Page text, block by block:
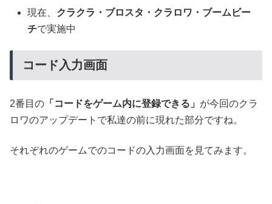
現在、 クラクラ・ブロスタ・クラロワ・ブームビー
チで実施中
コード入力画面
2番目の 「コードをゲーム内に登録できる」 が今回のクラ
ロワのアップデートで私達の前に現れた部分ですね。
それぞれのゲームでのコードの入力画面を見てみます。